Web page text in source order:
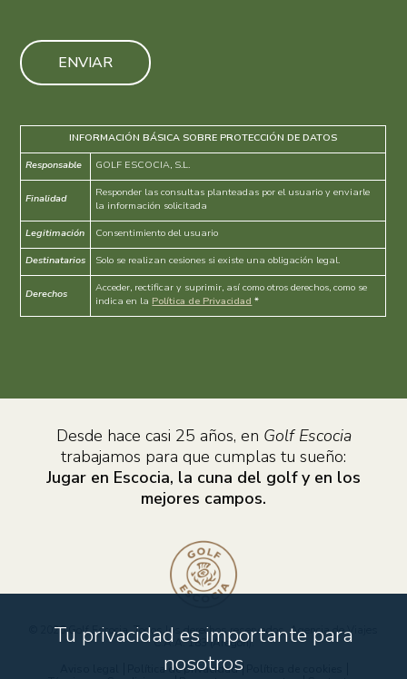
ENVIAR
INFORMACIÓN BÁSICA SOBRE PROTECCIÓN DE DATOS
Responsable
GOLF ESCOCIA, S.L.
Finalidad
Responder las consultas planteadas por el usuario y enviarle
la información solicitada
Legitimación
Consentimiento del usuario
Destinatarios
Solo se realizan cesiones si existe una obligación legal.
Derechos
Acceder, rectificar y suprimir, así como otros derechos, como se
indica en la Política de Privacidad *
Desde hace casi 25 años, en Golf Escocia
trabajamos para que cumplas tu sueño:
Jugar en Escocia, la cuna del golf y en los
mejores campos.
© 2026 Golf Escocia. Todos los derechos reservados. Agencia de Viajes
C.A.A. 183 (Aragón).
Política de privacidad
Tu privacidad es importante para
nosotros